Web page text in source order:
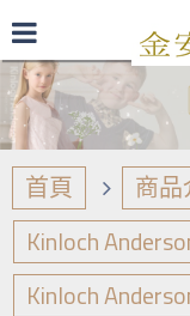
最新型錄
首頁
商
Kinloch
Kinloch